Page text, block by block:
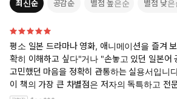
최신순 공감순 별점 높은순 별점 낮은
평소 일본 드라마나 영화, 애니메이션을 즐겨
확히 이해하고 싶다"거나 "손놓고 있던 일본어
고민했던 마음을 정확히 관통하는 실용서입니
이 책의 가장 큰 차별점은 저자의 독특하고 전
다. 'OTT 콘텐츠 기획자' 특유의 탁월한 안목으